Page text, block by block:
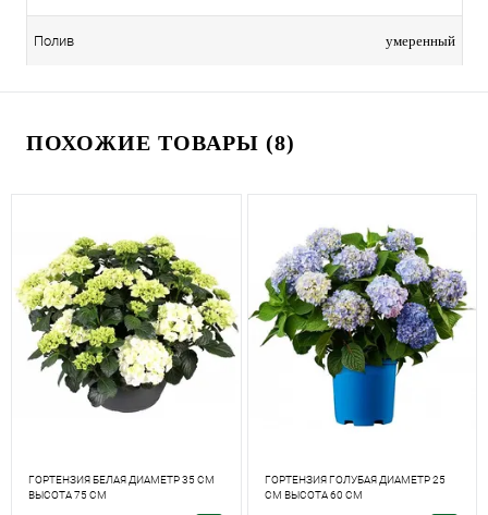
Полив умеренный
ПОХОЖИЕ ТОВАРЫ (8)
ГОРТЕНЗИЯ БЕЛАЯ ДИАМЕТР 35 СМ
ВЫСОТА 75 СМ
ГОРТЕНЗИЯ ГОЛУБАЯ ДИАМЕТР 25
СМ ВЫСОТА 60 СМ